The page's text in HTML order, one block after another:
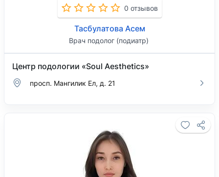
0 отзывов
Тасбулатова Асем
Врач подолог (подиатр)
Центр подологии «Soul Aesthetics»
просп. Мангилик Ел, д. 21